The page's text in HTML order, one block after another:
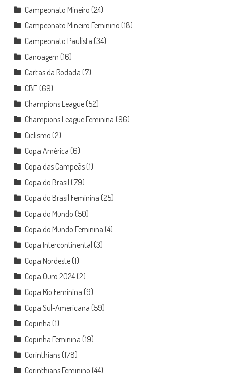
Campeonato Mineiro (24)
Campeonato Mineiro Feminino (18)
Campeonato Paulista (34)
Canoagem (16)
Cartas da Rodada (7)
CBF(69)
Champions League(52)
Champions League Feminina (96)
Ciclismo (2)
Copa América (6)
Copa das Campeãs(1)
Copa do Brasil (79)
Copa do Brasil Feminina (25)
Copa do Mundo (50)
Copa do Mundo Feminina (4)
Copa Intercontinental (3)
Copa Nordeste(1)
Copa Ouro 2024(2)
Copa Rio Feminina (9)
Copa Sul-Americana (59)
Copinha (1)
Copinha Feminina (19)
Corinthians(178)
Corinthians Feminino (44)